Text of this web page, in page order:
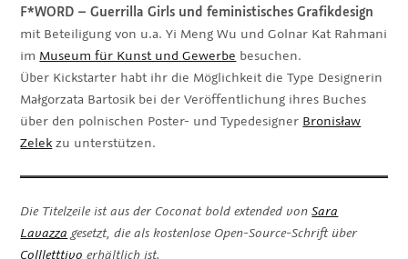
F*WORD – Guerrilla Girls und feministisches Grafikdesign
mit Beteiligung von u.a. Yi Meng Wu und Golnar Kat Rahmani
im Museum für Kunst und Gewerbe besuchen.
Über Kickstarter habt ihr die Möglichkeit die Type Designerin
Małgorzata Bartosik bei der Veröffentlichung ihres Buches
über den polnischen Poster- und Typedesigner Bronisław
Zelekzu unterstützen.
Die Titelzeile ist aus der Coconat bold extended vonSara
Lavazza gesetzt, die als kostenlose Open-Source-Schrift über
Collletttivo erhältlich ist.